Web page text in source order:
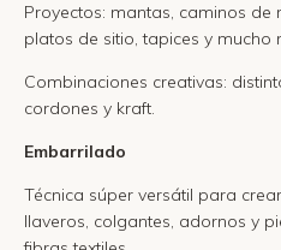
Proyectos: mantas, caminos
platos de sitio, tapices y mucho
Combinaciones creativas:
cordones y kraft.
Embarrilado
Técnica súper versátil para
llaveros, colgantes, adornos y